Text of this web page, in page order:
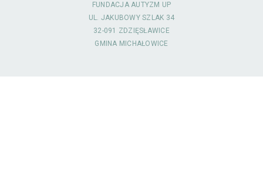
FUNDACJA AUTYZM UP
UL. JAKUBOWY SZLAK 34
32-091 ZDZIĘSŁAWICE
GMINA MICHAŁOWICE